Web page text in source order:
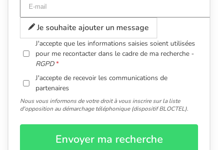
Je souhaite ajouter un message
J'accepte que les informations saisies soient utilisées
pour me recontacter dans le cadre de ma recherche -
RGPD
J'accepte de recevoir les communications de
partenaires
Nous vous informons de votre droit à vous inscrire sur la liste
d'opposition au démarchage téléphonique (dispositif BLOCTEL).
Envoyer ma recherche